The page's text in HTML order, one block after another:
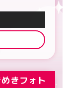
きフォト